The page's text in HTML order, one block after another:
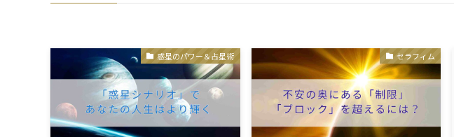
惑星のパワー＆占星術 セラフィム